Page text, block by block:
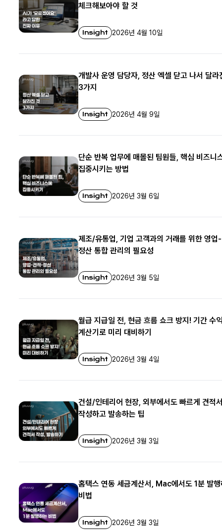
체크해보아야 할 것
Insight 2026년 4월 10일
개발사 운영 담당자, 정산 엑셀 닫고 나서 달라
3가지
Insight 2026년 4월 9일
단순 반복 업무에 매몰된 팀원들, 핵심 비즈니
집중시키는 방법
Insight 2026년 3월 6일
제조/유통업, 기업 고객과의 거래를 위한 영업
정산 통합 관리의 필요성
Insight 2026년 3월 5일
월급 지급일 전, 현금 흐름 쇼크 방지! 기간 수
계산기로 미리 대비하기
Insight 2026년 3월 4일
건설/인테리어 현장, 외부에서도 빠르게 견적
작성하고 발송하는 팁
Insight 2026년 3월 3일
홈택스 연동 세금계산서, Mac에서도 1분 발
비법
Insight 2026년 3월 3일